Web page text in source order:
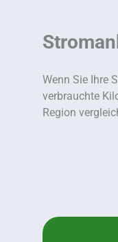
Wenn Sie Ihre
verbrauchte
Region